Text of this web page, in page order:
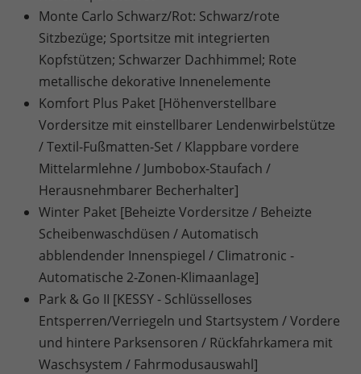
Monte Carlo Schwarz/Rot: Schwarz/rote
Sitzbezüge; Sportsitze mit integrierten
Kopfstützen; Schwarzer Dachhimmel; Rote
metallische dekorative Innenelemente
Komfort Plus Paket [Höhenverstellbare
Vordersitze mit einstellbarer Lendenwirbelstütze
/ Textil-Fußmatten-Set / Klappbare vordere
Mittelarmlehne / Jumbobox-Staufach /
Herausnehmbarer Becherhalter]
Winter Paket [Beheizte Vordersitze / Beheizte
Scheibenwaschdüsen / Automatisch
abblendender Innenspiegel / Climatronic -
Automatische 2-Zonen-Klimaanlage]
Park & Go II [KESSY - Schlüsselloses
Entsperren/Verriegeln und Startsystem / Vordere
und hintere Parksensoren / Rückfahrkamera mit
Waschsystem / Fahrmodusauswahl]